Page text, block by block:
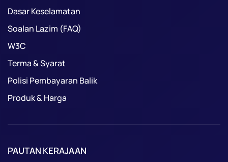
Dasar Keselamatan
Soalan Lazim (FAQ)
W3C
Terma & Syarat
Polisi Pembayaran Balik
Produk & Harga
PAUTAN KERAJAAN